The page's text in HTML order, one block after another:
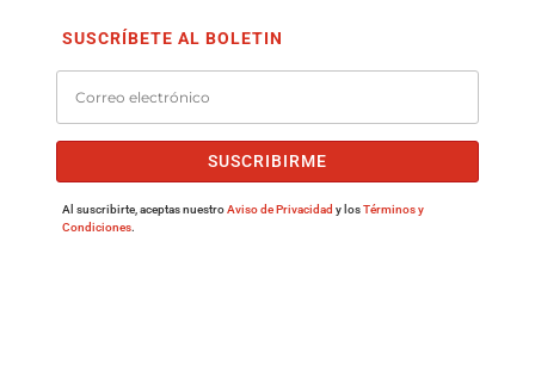
SUSCRÍBETE AL BOLETIN
SUSCRIBIRME
Al suscribirte, aceptas nuestroAviso de Privacidad y losTérminos y
Condiciones.